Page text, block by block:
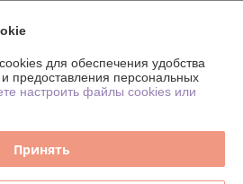
для обеспечения удобства
предоставления персональных
настроить файлы cookies или
Принять